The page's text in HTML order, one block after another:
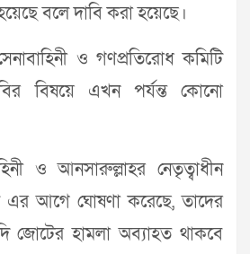
বলে দাবি করা হয়েছে।
ও গণপ্রতিরোধ কমিটি
বিষয়ে এখন পর্যন্ত কোনো
ও আনসারুল্লাহর নেতৃত্বাধীন
এর আগে ঘোষণা করেছে, তাদের
জোটের হামলা অব্যাহত থাকবে